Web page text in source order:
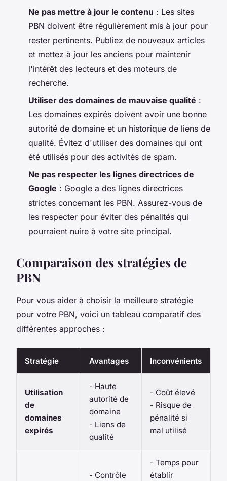
Ne pas mettre à jour le contenu : Les sites
PBN doivent être régulièrement mis à jour pour
rester pertinents. Publiez de nouveaux articles
et mettez à jour les anciens pour maintenir
l'intérêt des lecteurs et des moteurs de
recherche.
Utiliser des domaines de mauvaise qualité :
Les domaines expirés doivent avoir une bonne
autorité de domaine et un historique de liens de
qualité. Évitez d'utiliser des domaines qui ont
été utilisés pour des activités de spam.
Ne pas respecter les lignes directrices de
Google : Google a des lignes directrices
strictes concernant les PBN. Assurez-vous de
les respecter pour éviter des pénalités qui
pourraient nuire à votre site principal.
Comparaison des stratégies de
PBN
Pour vous aider à choisir la meilleure stratégie
pour votre PBN, voici un tableau comparatif des
différentes approches :
Stratégie Avantages Inconvénients
Utilisation
de
domaines
expirés
- Haute
autorité de
domaine
- Liens de
qualité
- Coût élevé
- Risque de
pénalité si
mal utilisé
- Contrôle
- Temps pour
établir